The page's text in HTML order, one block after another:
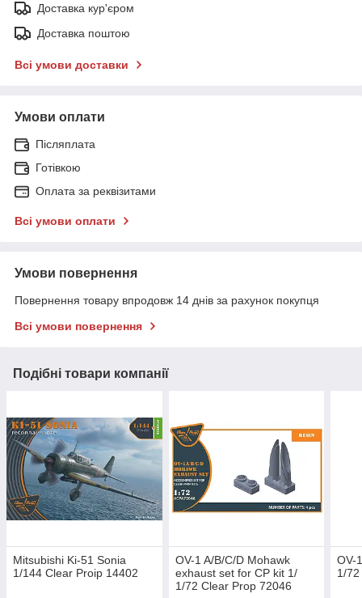
Доставка кур'єром
Доставка поштою
Всі умови доставки
Умови оплати
Післяплата
Готівкою
Оплата за реквізитами
Всі умови оплати
Умови повернення
Повернення товару впродовж 14 днів за рахунок покупця
Всі умови повернення
Подібні товари компанії
Mitsubishi Ki-51 Sonia
1/144 Clear Proip 14402
OV-1 A/B/C/D Mohawk
exhaust set for CP kit 1/
1/72 Clear Prop 72046
OV-
1/